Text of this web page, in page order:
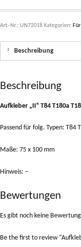
Art.-Nr.: UN72018 Kategorien:
Beschreibung
Beschreibung
Aufkleber „II“ T84 T180a
Passend für folg. Typen: T84
Maße: 75 x 100 mm
Hinweis: –
Bewertungen
Es gibt noch keine
Be the first to review